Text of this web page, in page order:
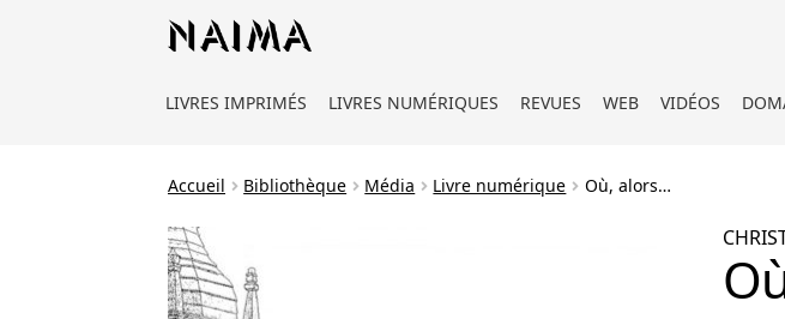
LIVRES IMPRIMÉS LIVRES NUMÉRIQUES REVUES WEB VIDÉOS
Accueil Bibliothèque Média Livre numérique Où, alors…
Panneau de gestion des cookies